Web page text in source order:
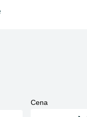
Cena